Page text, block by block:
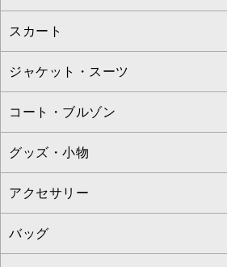
ブラウス・シャツ
ニット・セーター
カーディガン
アンサンブルセット
ベスト・ジレ
パーカー
ワンピース
ドレス
チュニック
ジャンパースカート
その他のワンピース・ドレス
すべてのパンツ
フルレングスパンツ
クロップド・半端丈パンツ
ガウチョ・ワイドパンツ
ハーフ・ショート丈パンツ
サロペット・オールインワン
スカート
すべてのスカート
ロング・マキシ丈スカート
ひざ丈スカート
ミモレ丈スカート
ショート・ミニ丈スカート
ジャケット・スーツ
すべてのジャケット・スーツ
テーラードジャケット
ノーカラージャケット
セットアップ
コート・ブルゾン
すべてのコート・ブルゾン
トレンチコート
ピーコート
グッズ・小物
すべてのグッズ・小物
マスク
アクセサリー
すべてのアクセサリー
バッグ